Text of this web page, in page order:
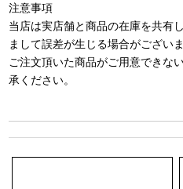
注意事項
当店は実店舗と商品の在庫を共有
まして誤差が生じる場合がございま
ご注文頂いた商品がご用意できな
承ください。